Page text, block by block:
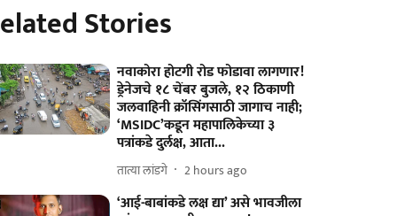
Stories
नवाकोरा होटगी रोड फोडावा लागणार!
ड्रेनेजचे १८ चेंबर बुजले, १२ ठिकाणी
जलवाहिनी क्रॉसिंगसाठी जागाच नाही;
‘MSIDC’कडून महापालिकेच्या ३
पत्रांकडे दुर्लक्ष, आता...
तात्या लांडगे 2 hours ago
‘आई-बाबांकडे लक्ष द्या’ असे भावजीला